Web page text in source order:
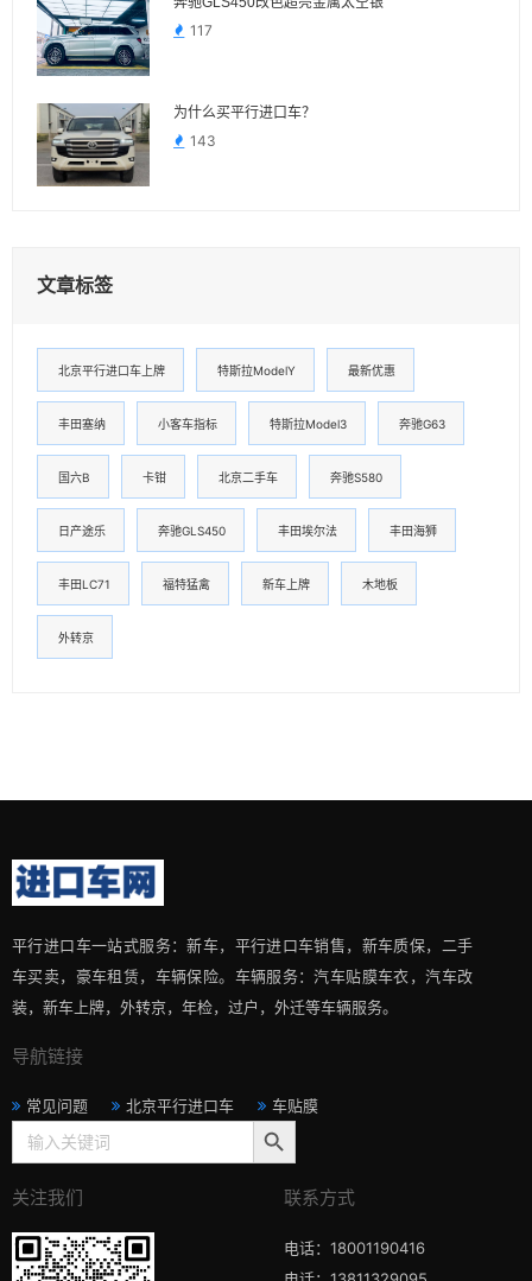
117
为什么买平行进口车？
143
文章标签
北京平行进口车上牌 特斯拉ModelY 最新优惠
丰田塞纳 小客车指标 特斯拉Model3 奔驰G63
国六B 卡钳 北京二手车 奔驰S580
日产途乐 奔驰GLS450 丰田埃尔法 丰田海狮
丰田LC71 福特猛禽 新车上牌 木地板
外转京
平行进口车一站式服务：新车，平行进口车销售，新车质保，二手
车买卖，豪车租赁，车辆保险。车辆服务：汽车贴膜车衣，汽车改
装，新车上牌，外转京，年检，过户，外迁等车辆服务。
导航链接
常见问题 北京平行进口车
车贴膜
Search
for:
搜索按钮
关注我们 联系方式
电话：18001190416